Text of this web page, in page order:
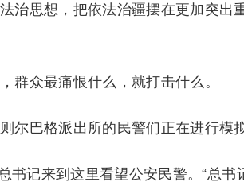
治思想，把依法治疆摆在更加突出
群众最痛恨什么，就打击什么。
尔巴格派出所的民警们正在进行模
书记来到这里看望公安民警。“总书